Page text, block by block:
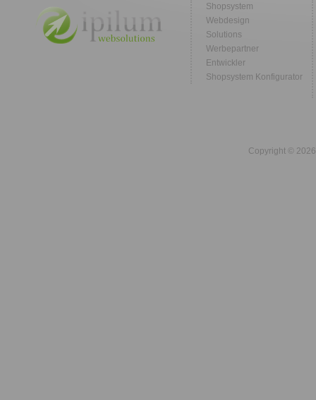
Shopsystem
Webdesign
Solutions
Werbepartner
Entwickler
Shopsystem Konfigurator
Copyright ©